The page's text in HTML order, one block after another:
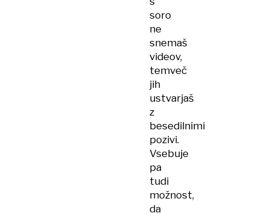
soro
ne
snemaš
videov,
temveč
jih
ustvarjaš
z
besedilnimi
pozivi.
Vsebuje
pa
tudi
možnost,
da